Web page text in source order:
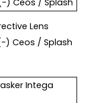
Lens
) Ceos / Splash